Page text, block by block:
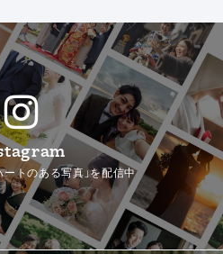
ートのある写真」を配信中